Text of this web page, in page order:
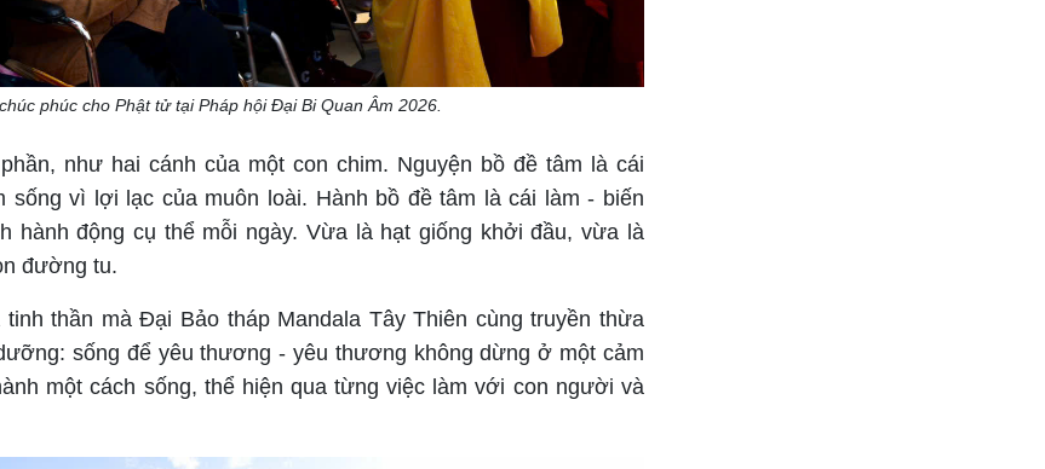
phúc cho Phật tử tại Pháp hội Đại Bi Quan Âm 2026.
như hai cánh của một con chim. Nguyện bồ đề tâm là cái
sống vì lợi lạc của muôn loài. Hành bồ đề tâm là cái làm - biến
hành động cụ thể mỗi ngày. Vừa là hạt giống khởi đầu, vừa là
đường tu.
thần mà Đại Bảo tháp Mandala Tây Thiên cùng truyền thừa
sống để yêu thương - yêu thương không dừng ở một cảm
một cách sống, thể hiện qua từng việc làm với con người và